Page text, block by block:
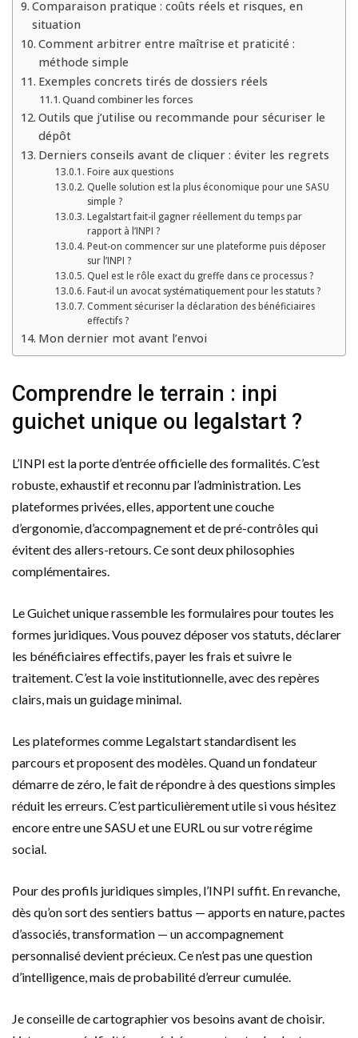
Comparaison pratique : coûts réels et risques, en
situation
Comment arbitrer entre maîtrise et praticité :
méthode simple
Exemples concrets tirés de dossiers réels
Quand combiner les forces
Outils que j’utilise ou recommande pour sécuriser le
dépôt
Derniers conseils avant de cliquer : éviter les regrets
Foire aux questions
Quelle solution est la plus économique pour une SASU
simple ?
Legalstart fait-il gagner réellement du temps par
rapport à l’INPI ?
Peut-on commencer sur une plateforme puis déposer
sur l’INPI ?
Quel est le rôle exact du greffe dans ce processus ?
Faut-il un avocat systématiquement pour les statuts ?
Comment sécuriser la déclaration des bénéficiaires
effectifs ?
Mon dernier mot avant l’envoi
Comprendre le terrain : inpi
guichet unique ou legalstart ?
L’INPI est la porte d’entrée officielle des formalités. C’est
robuste, exhaustif et reconnu par l’administration. Les
plateformes privées, elles, apportent une couche
d’ergonomie, d’accompagnement et de pré-contrôles qui
évitent des allers-retours. Ce sont deux philosophies
complémentaires.
Le Guichet unique rassemble les formulaires pour toutes les
formes juridiques. Vous pouvez déposer vos statuts, déclarer
les bénéficiaires effectifs, payer les frais et suivre le
traitement. C’est la voie institutionnelle, avec des repères
clairs, mais un guidage minimal.
Les plateformes comme Legalstart standardisent les
parcours et proposent des modèles. Quand un fondateur
démarre de zéro, le fait de répondre à des questions simples
réduit les erreurs. C’est particulièrement utile si vous hésitez
encore entre une SASU et une EURL ou sur votre régime
social.
Pour des profils juridiques simples, l’INPI suffit. En revanche,
dès qu’on sort des sentiers battus — apports en nature, pactes
d’associés, transformation — un accompagnement
personnalisé devient précieux. Ce n’est pas une question
d’intelligence, mais de probabilité d’erreur cumulée.
Je conseille de cartographier vos besoins avant de choisir.